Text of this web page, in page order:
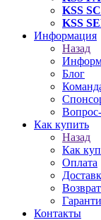
KSS
KSS
Информация
Назад
Блог
Как купить
Назад
Как
Оплата
Возврат
Контакты